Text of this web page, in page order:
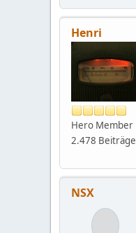
Henri
Hero Member
2.478 Beiträge
NSX